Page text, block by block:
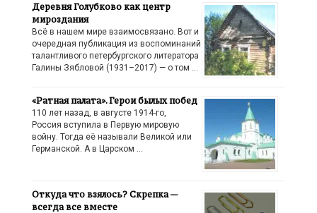
Деревня Голубково как центр
мироздания
Всё в нашем мире взаимосвязано. Вот и
очередная публикация из воспоминаний
талантливого петербургского литератора
Галины Зябловой (1931–2017) — о том …
«Ратная палата». Герои былых побед
110 лет назад, в августе 1914-го,
Россия вступила в Первую мировую
войну. Тогда её называли Великой или
Германской. А в Царском …
Откуда что взялось? Скрепка —
всегда все вместе